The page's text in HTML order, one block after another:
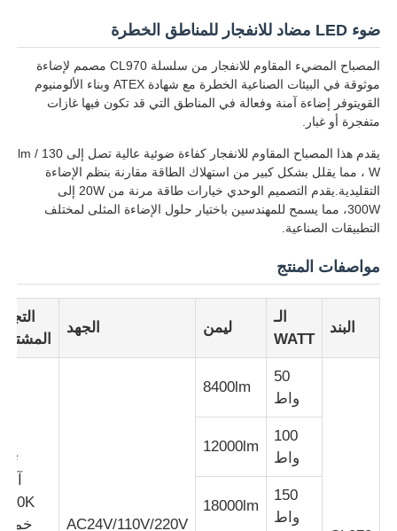
حول بنا
ضوء LED مضاد للانفجار للمناطق الخطرة
المصباح المضيء المقاوم للانفجار من سلسلة CL970 مصمم لإضاءة
موثوقة في البيئات الصناعية الخطرة مع شهادة ATEX وبناء الألومنيوم
القويتوفر إضاءة آمنة وفعالة في المناطق التي قد تكون فيها غازات
متفجرة أو غبار.
يقدم هذا المصباح المقاوم للانفجار كفاءة ضوئية عالية تصل إلى 130 lm /
W ، مما يقلل بشكل كبير من استهلاك الطاقة مقارنة بنظم الإضاءة
التقليدية.يقدم التصميم الوحدي خيارات طاقة مرنة من 20W إلى
300W، مما يسمح للمهندسين باختيار حلول الإضاءة المثلى لمختلف
التطبيقات الصناعية.
مواصفات المنتج
البند
الـ
WATT
ليمن الجهد
50
واط
8400lm
AC24V/110V/220V
100
واط
12000lm
150
واط
18000lm